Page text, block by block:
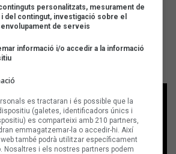
tradicionals del País Basc es
sobre la identitat. L'àlbum, a més,
en català: "Entre carn i os", amb
personalitzats, mesurament de
i del contingut, investigació sobre el
de serveis
informació i/o accedir a la informació
es tractaran i és possible que la
(galetes, identificadors únics i
es comparteixi amb 210 partners,
emmagatzemar-la o accedir-hi. Així
també podrà utilitzar específicament
Nosaltres i els nostres partners podem